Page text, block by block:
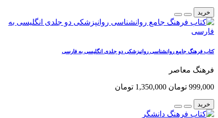
خرید
کتاب فرهنگ جامع روانشناسی روانپزشکی دو جلدی انگلیسی به فارسی
فرهنگ معاصر
999,000 تومان 1,350,000 تومان
خرید